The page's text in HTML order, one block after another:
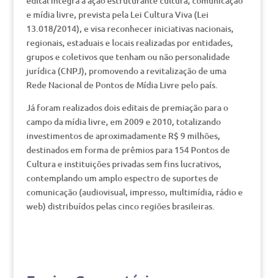
e mídia livre, prevista pela Lei Cultura Viva (Lei
13.018/2014), e visa reconhecer iniciativas nacionais,
regionais, estaduais e locais realizadas por entidades,
grupos e coletivos que tenham ou não personalidade
jurídica (CNPJ), promovendo a revitalização de uma
Rede Nacional de Pontos de Mídia Livre pelo país.
Já foram realizados dois editais de premiação para o
campo da mídia livre, em 2009 e 2010, totalizando
investimentos de aproximadamente R$ 9 milhões,
destinados em forma de prêmios para 154 Pontos de
Cultura e instituições privadas sem fins lucrativos,
contemplando um amplo espectro de suportes de
comunicação (audiovisual, impresso, multimídia, rádio e
web) distribuídos pelas cinco regiões brasileiras.